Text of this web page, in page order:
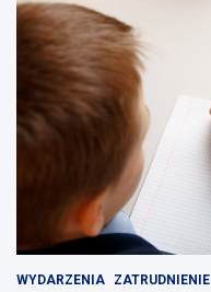
WYDARZENIA ZATRUDNIENIE